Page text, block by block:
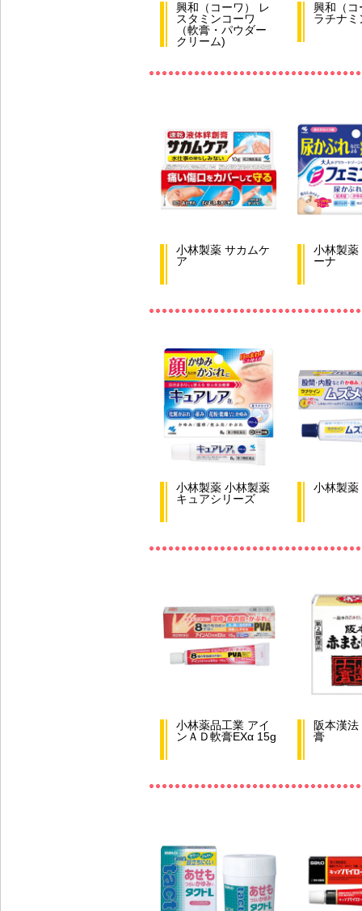
興和（コーワ） レ
スタミンコーワ
（軟膏・パウダー
クリーム)
興和（コ
ラチナミ
小林製薬 サカムケ
ア
小林製薬
ーナ
小林製薬 小林製薬
キュアシリーズ
小林製薬
小林薬品工業 アイ
ンＡＤ軟膏EXα 15g
阪本漢
膏